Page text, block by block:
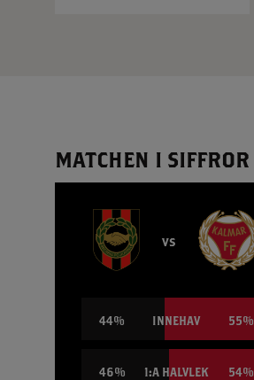
MATCHEN I SIFFROR
vs
44% INNEHAV 55%
46% 1:A HALVLEK 54%